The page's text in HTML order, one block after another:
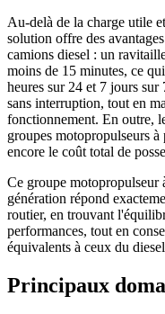
Au-delà de la charge utile
solution offre des
camions diesel : un
moins de 15 minutes, ce
heures sur 24 et 7 jours sur
sans interruption, tout en
fonctionnement. En outre,
groupes motopropulseurs
encore le coût total de
Ce groupe motopropulseur
génération répond
routier, en trouvant
performances, tout en
équivalents à ceux du
Principaux